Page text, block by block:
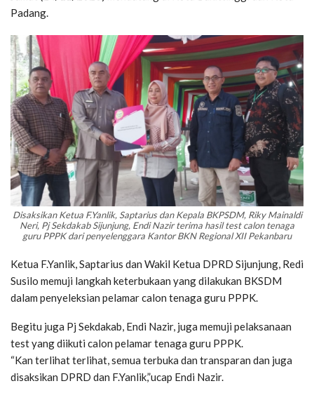
Padang.
Disaksikan Ketua F.Yanlik, Saptarius dan Kepala BKPSDM, Riky Mainaldi
Neri, Pj Sekdakab Sijunjung, Endi Nazir terima hasil test calon tenaga
guru PPPK dari penyelenggara Kantor BKN Regional XII Pekanbaru
Ketua F.Yanlik, Saptarius dan Wakil Ketua DPRD Sijunjung, Redi
Susilo memuji langkah keterbukaan yang dilakukan BKSDM
dalam penyeleksian pelamar calon tenaga guru PPPK.
Begitu juga Pj Sekdakab, Endi Nazir, juga memuji pelaksanaan
test yang diikuti calon pelamar tenaga guru PPPK.
“Kan terlihat terlihat, semua terbuka dan transparan dan juga
disaksikan DPRD dan F.Yanlik,”ucap Endi Nazir.